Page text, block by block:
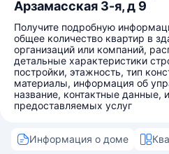
Арзамасская 3-я, д 9
Получите подробную
общее количество квартир в
организаций или компаний,
детальные характеристики
постройки, этажность, тип
материалы, информация об
название, контактные данные,
предоставляемых услуг
Информация о доме